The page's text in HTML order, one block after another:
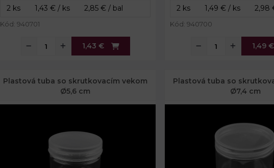
Kód: 940701
1,43 €
Kód: 940700
1,49 €
Plastová tuba so skrutkovacím vekom
Ø5,6 cm
Plastová tuba so
Ø7,4 cm